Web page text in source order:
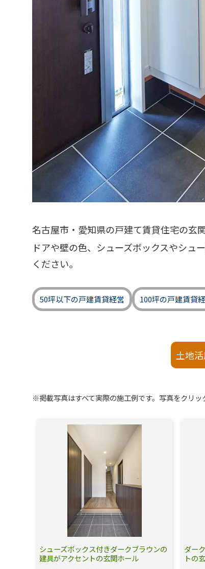
名古屋市・愛知県の戸建て賃貸住宅の玄
ドアや壁の色、シューズボックスやシュ
ください。
50坪以下の戸建賃貸経営 100坪の戸建賃貸
土地
※掲載写真はすべて実際の施工例です。写真をクリッ
シューズボックス付きダークブラウンの
建具がアクセントの玄関ホール
ダー
トの